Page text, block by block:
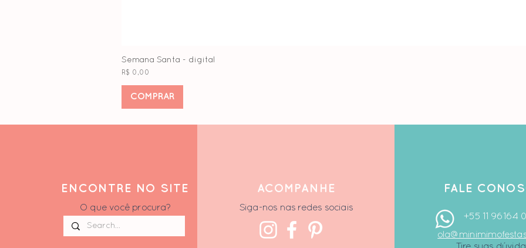
Semana Santa - digital
Preço
R$ 0,00
COMPRAR
ACOMPANHE
Siga-nos nas redes sociais
FALE
+55 11 96164
ENCONTRE NO SITE
O que você procura?